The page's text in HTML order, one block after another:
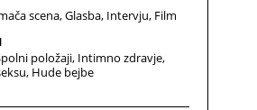
scena Glasba Intervju Film
položaji Intimno zdravje
Hude bejbe